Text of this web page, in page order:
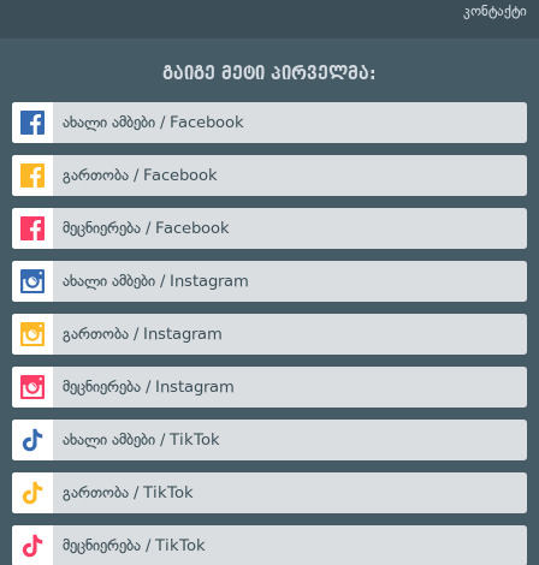
კონტაქტი
გაიგე მეტი პირველმა:
ახალი ამბები / Facebook
გართობა / Facebook
მეცნიერება / Facebook
ახალი ამბები / Instagram
გართობა / Instagram
მეცნიერება / Instagram
ახალი ამბები / TikTok
გართობა / TikTok
მეცნიერება / TikTok